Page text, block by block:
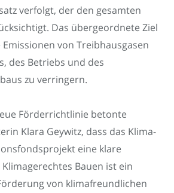
verfolgt, der den gesamten
Das übergeordnete Ziel
von Treibhausgasen
des Betriebs und des
zu verringern.
Förderrichtlinie betonte
Klara Geywitz, dass das Klima-
eine klare
Bauen ist ein
von klimafreundlichen